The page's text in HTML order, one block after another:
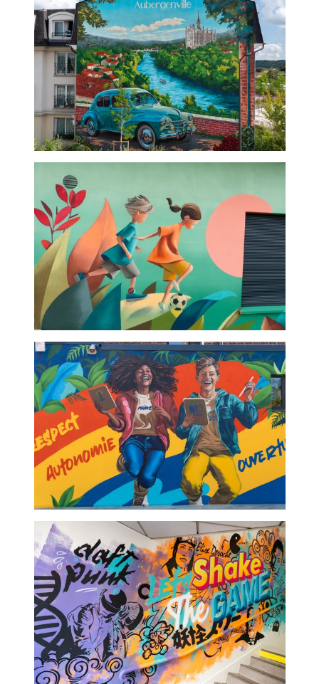
Gare d'Aubergenville -
Fresque vintage
école primaire-graffeur
professionnel fresque
Collége Enghien- fresque
graffeur